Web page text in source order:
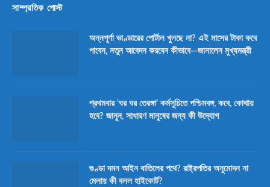
সাম্প্রতিক পোস্ট
অন্নপূর্ণা ভাণ্ডারের পোর্টাল খুলছে না? এই মাসের টাকা কবে
পাবেন, নতুন আবেদন করবেন কীভাবে—জানালেন মুখ্যমন্ত্রী
প্রথমবার ‘ঘর ঘর তেরঙ্গা’ কর্মসূচিতে পশ্চিমবঙ্গ, কবে, কোথায়
হবে? জানুন, সাধারণ মানুষের জন্য কী উদ্যোগ
গুণ্ডা দমন আইন বাতিলের পথে? রাষ্ট্রপতির অনুমোদন না
মেলায় কী বলল হাইকোর্ট?